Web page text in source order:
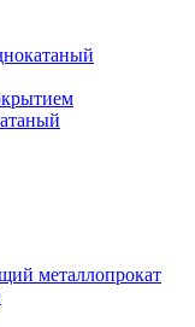
металлопрокат